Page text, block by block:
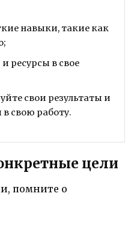
навыки, такие как
ресурсы в свое
свои результаты и
свою работу.
цели
помните о